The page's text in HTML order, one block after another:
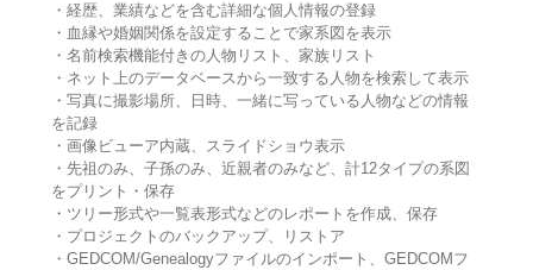
・経歴、業績などを含む詳細な個人情報の登録
・血縁や婚姻関係を設定することで家系図を表示
・名前検索機能付きの人物リスト、家族リスト
・ネット上のデータベースから一致する人物を検索して表示
・写真に撮影場所、日時、一緒に写っている人物などの情報
を記録
・画像ビューア内蔵、スライドショウ表示
・先祖のみ、子孫のみ、近親者のみなど、計12タイプの系図
をプリント・保存
・ツリー形式や一覧表形式などのレポートを作成、保存
・プロジェクトのバックアップ、リストア
・GEDCOM/Genealogyファイルのインポート、GEDCOMフ